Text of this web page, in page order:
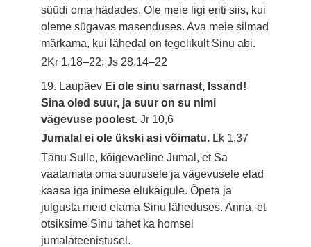
süüdi oma hädades. Ole meie ligi eriti siis, kui
oleme sügavas masenduses. Ava meie silmad
märkama, kui lähedal on tegelikult Sinu abi.
2Kr 1,18–22; Js 28,14–22
19. Laupäev Ei ole sinu sarnast, Issand!
Sina oled suur, ja suur on su nimi
vägevuse poolest.Jr 10,6
Jumalal ei ole ükski asi võimatu. Lk 1,37
Tänu Sulle, kõigeväeline Jumal, et Sa
vaatamata oma suurusele ja vägevusele elad
kaasa iga inimese elukäigule. Õpeta ja
julgusta meid elama Sinu läheduses. Anna, et
otsiksime Sinu tahet ka homsel
jumalateenistusel.